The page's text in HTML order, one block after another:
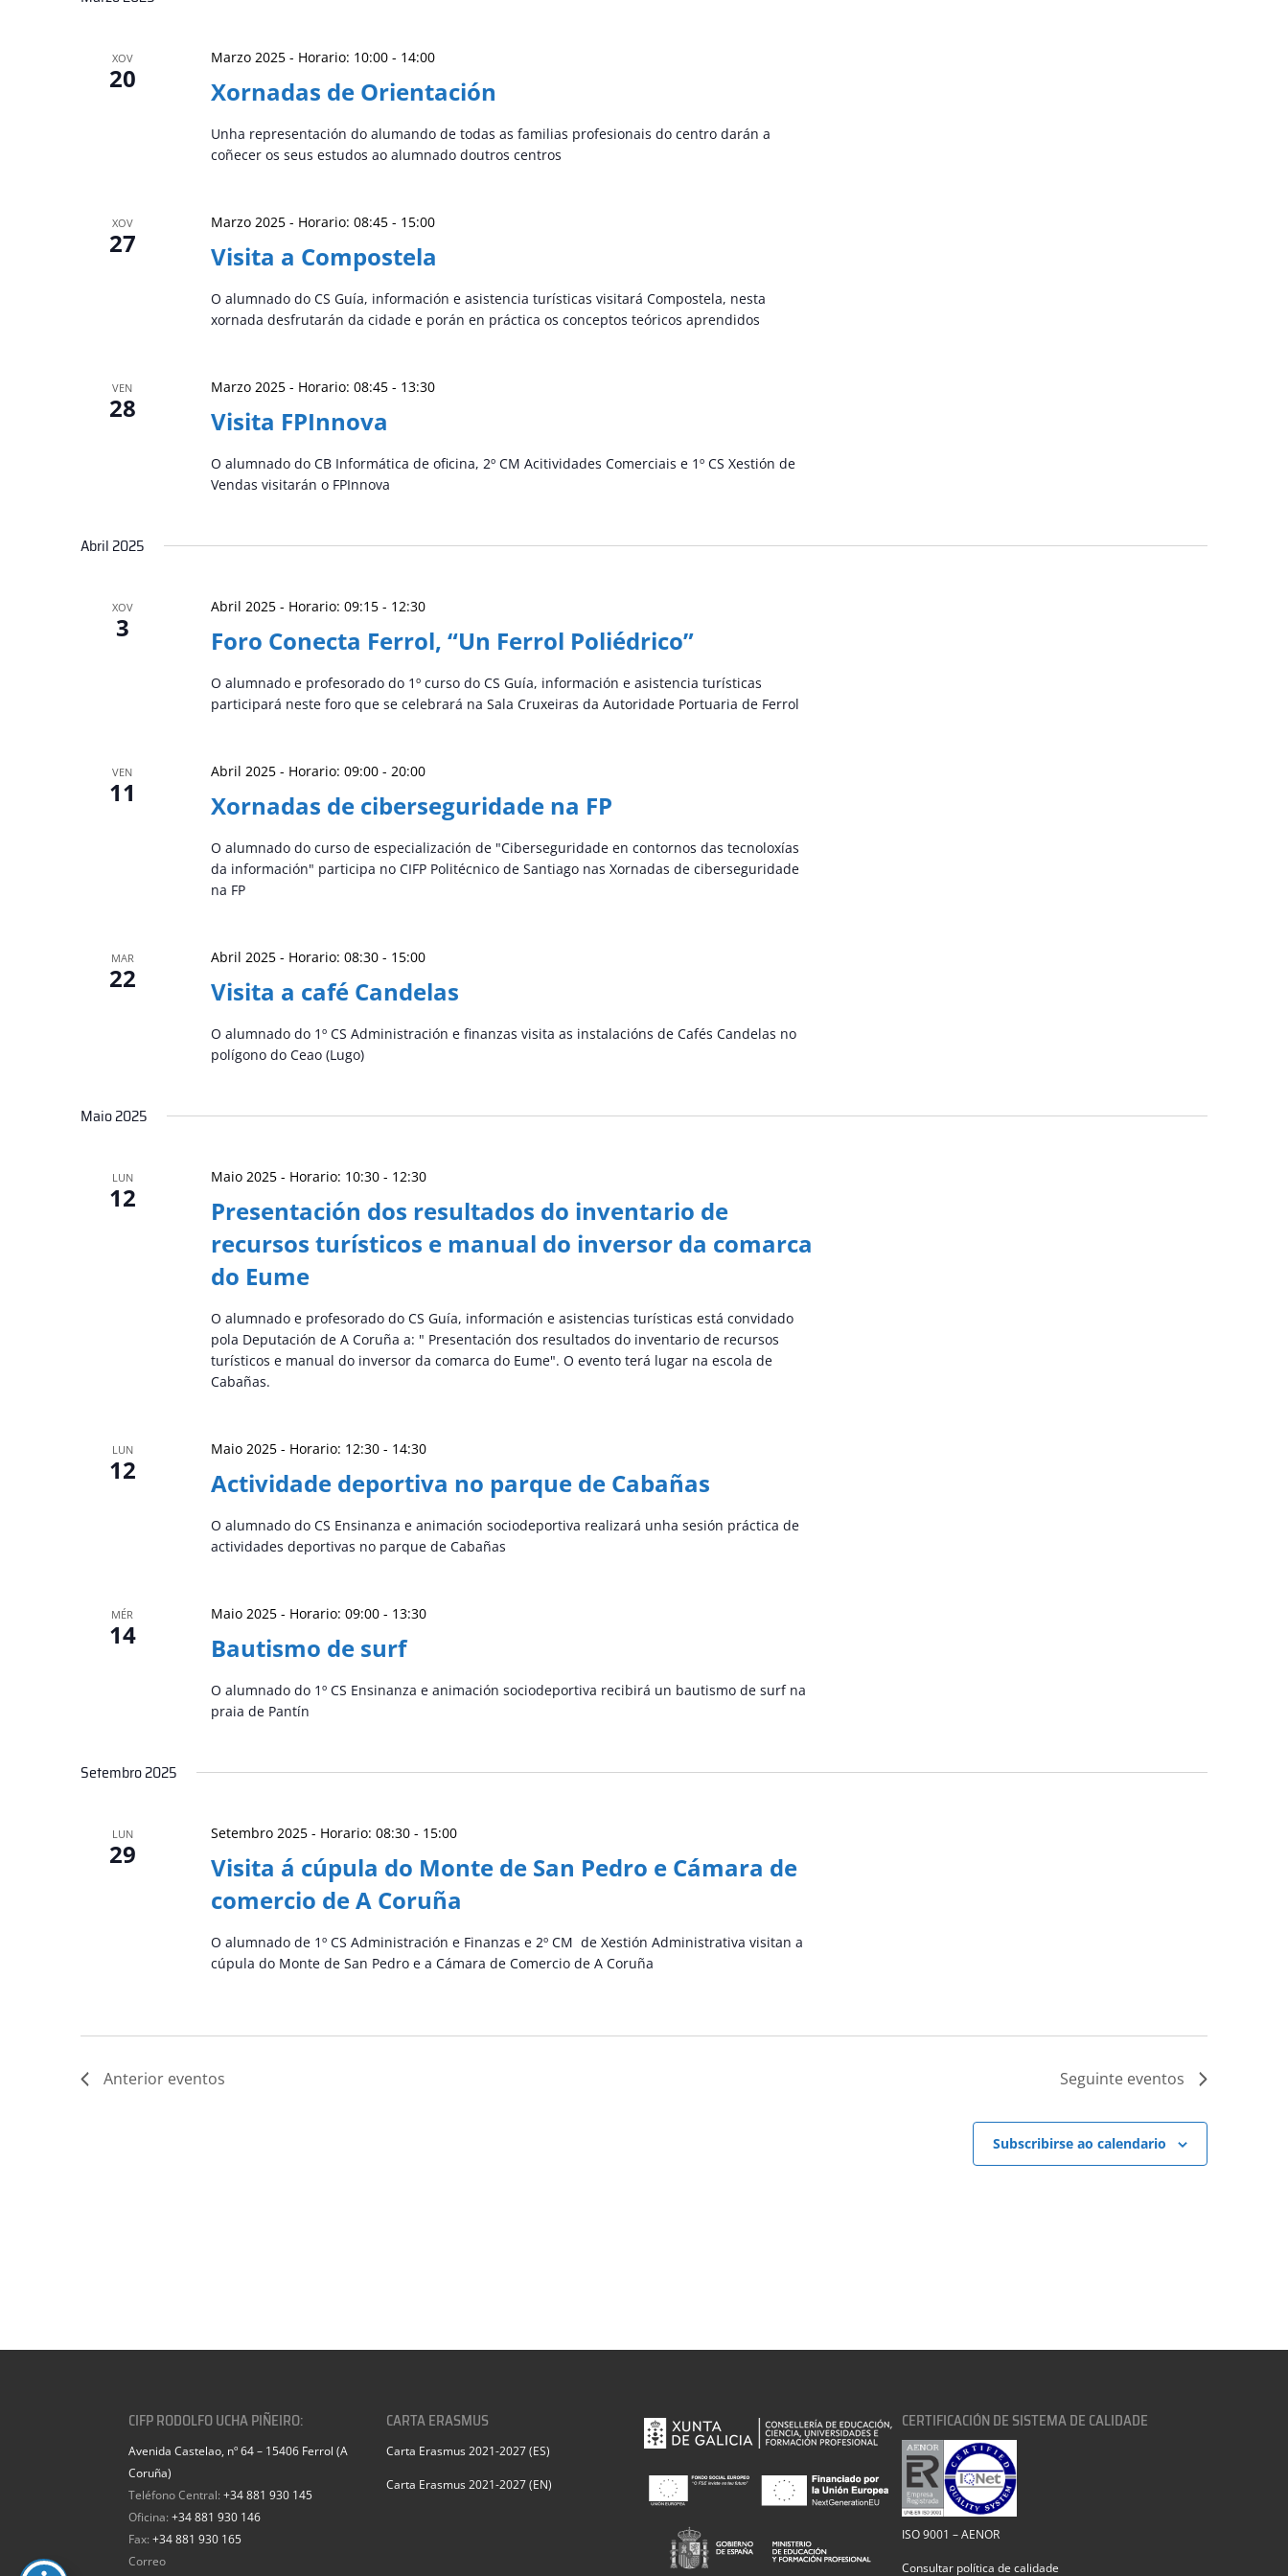
XOV
20 Xornadas de Orientación
Marzo 2025 - Horario: 10:00- 14:00
Unha representación do alumando de todas as familias profesionais do centro darán a
coñecer os seus estudos ao alumnado doutros centros
XOV
27 Visita a Compostela
Marzo 2025 - Horario: 08:45- 15:00
O alumnado do CS Guía, información e asistencia turísticas visitará Compostela, nesta
xornada desfrutarán da cidade e porán en práctica os conceptos teóricos aprendidos
VEN
28 Visita FPInnova
Marzo 2025 - Horario: 08:45- 13:30
O alumnado do CB Informática de oficina, 2º CM Acitividades Comerciais e 1º CS Xestión de
Vendas visitarán o FPInnova
Abril 2025
XOV
3 Foro Conecta Ferrol, “Un Ferrol Poliédrico”
Abril 2025 - Horario: 09:15- 12:30
O alumnado e profesorado do 1º curso do CS Guía, información e asistencia turísticas
participará neste foro que se celebrará na Sala Cruxeiras da Autoridade Portuaria de Ferrol
VEN
11 Xornadas de ciberseguridade na FP
Abril 2025 - Horario: 09:00- 20:00
O alumnado do curso de especialización de "Ciberseguridade en contornos das tecnoloxías
da información" participa no CIFP Politécnico de Santiago nas Xornadas de ciberseguridade
na FP
MAR
22 Visita a café Candelas
Abril 2025 - Horario: 08:30- 15:00
O alumnado do 1º CS Administración e finanzas visita as instalacións de Cafés Candelas no
polígono do Ceao (Lugo)
Maio 2025
LUN
12
Presentación dos resultados do inventario de
recursos turísticos e manual do inversor da comarca
do Eume
Maio 2025 - Horario: 10:30- 12:30
O alumnado e profesorado do CS Guía, información e asistencias turísticas está convidado
pola Deputación de A Coruña a: " Presentación dos resultados do inventario de recursos
turísticos e manual do inversor da comarca do Eume". O evento terá lugar na escola de
Cabañas.
LUN
12 Actividade deportiva no parque de Cabañas
Maio 2025 - Horario: 12:30- 14:30
O alumnado do CS Ensinanza e animación sociodeportiva realizará unha sesión práctica de
actividades deportivas no parque de Cabañas
MÉR
14 Bautismo de surf
Maio 2025 - Horario: 09:00- 13:30
O alumnado do 1º CS Ensinanza e animación sociodeportiva recibirá un bautismo de surf na
praia de Pantín
Setembro 2025
LUN
29
Visita á cúpula do Monte de San Pedro e Cámara de
comercio de A Coruña
Setembro 2025 - Horario: 08:30- 15:00
O alumnado de 1º CS Administración e Finanzas e 2º CM de Xestión Administrativa visitan a
cúpula do Monte de San Pedro e a Cámara de Comercio de A Coruña
Anterior eventos Seguinte eventos
Subscribirse ao calendario
CIFP RODOLFO UCHA PIÑEIRO:
Avenida Castelao, nº 64 – 15406 Ferrol (A
Coruña)
Teléfono Central:+34 881 930 145
Oficina:+34 881 930 146
Fax:+34 881 930 165
Correo
CARTA ERASMUS
Carta Erasmus 2021-2027 (ES)
Carta Erasmus 2021-2027 (EN)
CERTIFICACIÓN DE SISTEMA DE CALIDADE
ISO 9001 – AENOR
Consultar política de calidade